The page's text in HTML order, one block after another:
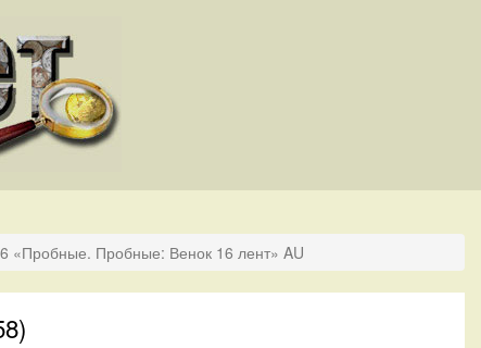
«Пробные. Пробные: Венок 16 лент» AU